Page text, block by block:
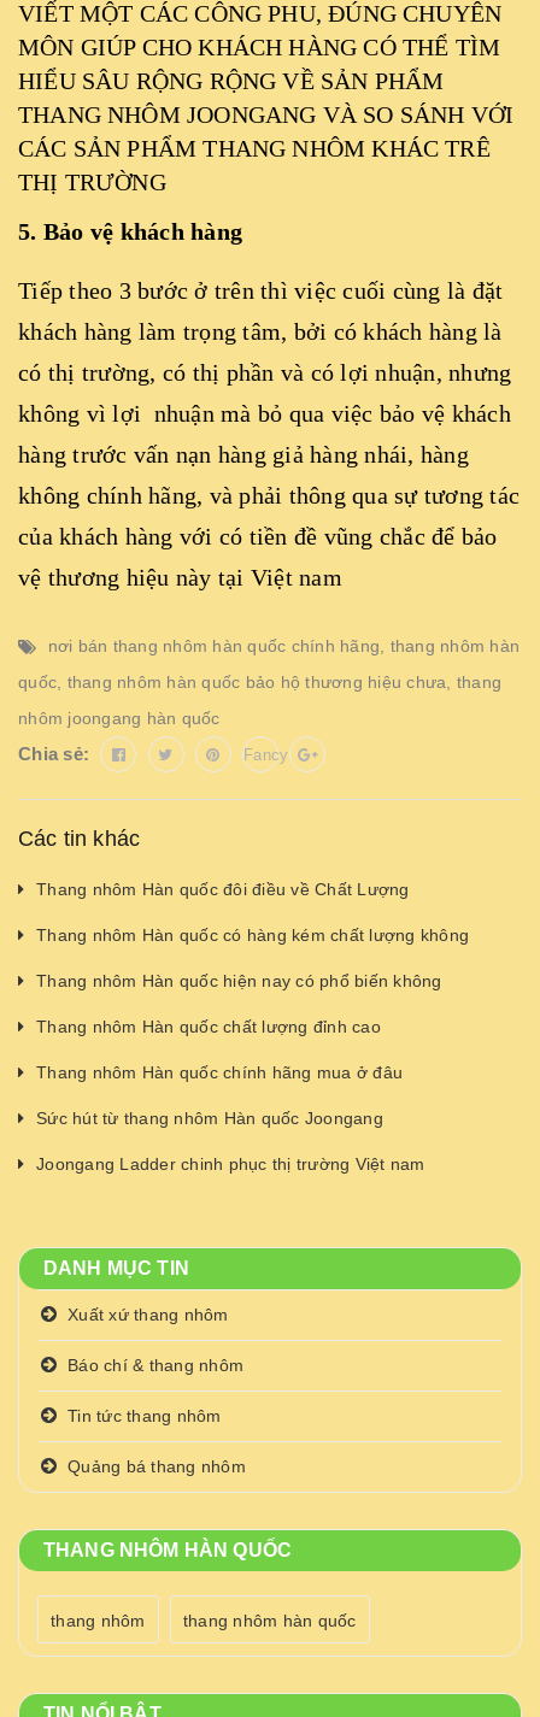
VIẾT MỘT CÁC CÔNG PHU, ĐÚNG CHUYÊN
MÔN GIÚP CHO KHÁCH HÀNG CÓ THỂ TÌM
HIỂU SÂU RỘNG RỘNG VỀ SẢN PHẨM
THANG NHÔM JOONGANG VÀ SO SÁNH VỚI
CÁC SẢN PHẨM THANG NHÔM KHÁC TRÊ
THỊ TRƯỜNG
5. Bảo vệ khách hàng
Tiếp theo 3 bước ở trên thì việc cuối cùng là đặt
khách hàng làm trọng tâm, bởi có khách hàng là
có thị trường, có thị phần và có lợi nhuận, nhưng
không vì lợi nhuận mà bỏ qua việc bảo vệ khách
hàng trước vấn nạn hàng giả hàng nhái, hàng
không chính hãng, và phải thông qua sự tương tác
của khách hàng với có tiền đề vũng chắc để bảo
vệ thương hiệu này tại Việt nam
nơi bán thang nhôm hàn quốc chính hãng
thang nhôm hàn
quốc thang nhôm hàn quốc bảo hộ thương hiệu chưa
thang
nhôm joongang hàn quốc
Chia sẻ: Fancy
Các tin khác
Thang nhôm Hàn quốc đôi điều về Chất Lượng
Thang nhôm Hàn quốc có hàng kém chất lượng không
Thang nhôm Hàn quốc hiện nay có phổ biến không
Thang nhôm Hàn quốc chất lượng đỉnh cao
Thang nhôm Hàn quốc chính hãng mua ở đâu
Sức hút từ thang nhôm Hàn quốc Joongang
Joongang Ladder chinh phục thị trường Việt nam
DANH MỤC TIN
Xuất xứ thang nhôm
Báo chí & thang nhôm
Tin tức thang nhôm
Quảng bá thang nhôm
THANG NHÔM HÀN QUỐC
thang nhôm thang nhôm hàn quốc